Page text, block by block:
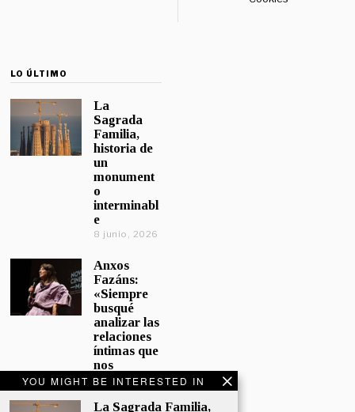
YOU MIGHT BE INTERESTED IN
La Sagrada Familia,
LO ÚLTIMO
La
Sagrada
Familia,
historia de
un
monument
o
interminabl
e
8 junio, 2026
Anxos
Fazáns:
«Siempre
busqué
analizar las
relaciones
íntimas que
nos
afectan»
5 junio, 2026